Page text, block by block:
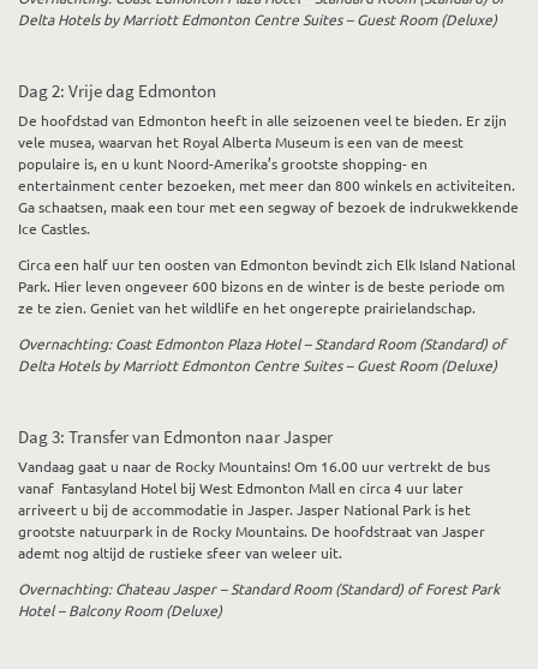
Delta Hotels by Marriott Edmonton Centre Suites – Guest Room (Deluxe)
Dag 2: Vrije dag Edmonton
De hoofdstad van Edmonton heeft in alle seizoenen veel te bieden. Er zijn
vele musea, waarvan het Royal Alberta Museum is een van de meest
populaire is, en u kunt Noord-Amerika’s grootste shopping- en
entertainment center bezoeken, met meer dan 800 winkels en activiteiten.
Ga schaatsen, maak een tour met een segway of bezoek de indrukwekkende
Ice Castles.
Circa een half uur ten oosten van Edmonton bevindt zich Elk Island National
Park. Hier leven ongeveer 600 bizons en de winter is de beste periode om
ze te zien. Geniet van het wildlife en het ongerepte prairielandschap.
Overnachting: Coast Edmonton Plaza Hotel – Standard Room (Standard) of
Delta Hotels by Marriott Edmonton Centre Suites – Guest Room (Deluxe)
Dag 3: Transfer van Edmonton naar Jasper
Vandaag gaat u naar de Rocky Mountains! Om 16.00 uur vertrekt de bus
vanaf Fantasyland Hotel bij West Edmonton Mall en circa 4 uur later
arriveert u bij de accommodatie in Jasper. Jasper National Park is het
grootste natuurpark in de Rocky Mountains. De hoofdstraat van Jasper
ademt nog altijd de rustieke sfeer van weleer uit.
Overnachting: Chateau Jasper – Standard Room (Standard) of Forest Park
Hotel – Balcony Room (Deluxe)